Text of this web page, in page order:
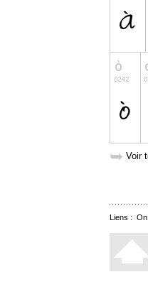
➥ Voir
Liens :